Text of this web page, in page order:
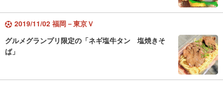
2019/11/02 福岡－東京Ｖ
グルメグランプリ限定の「ネギ塩牛タン 塩焼きそ
ば」